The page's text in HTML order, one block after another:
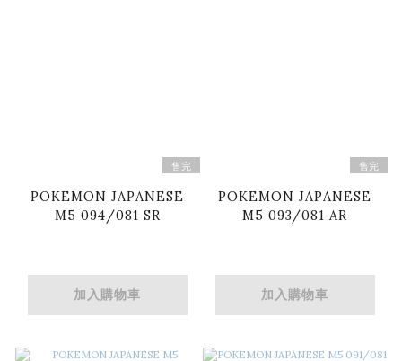
售完
POKEMON JAPANESE
M5 094/081 SR
加入購物車
售完
POKEMON JAPANESE
M5 093/081 AR
加入購物車